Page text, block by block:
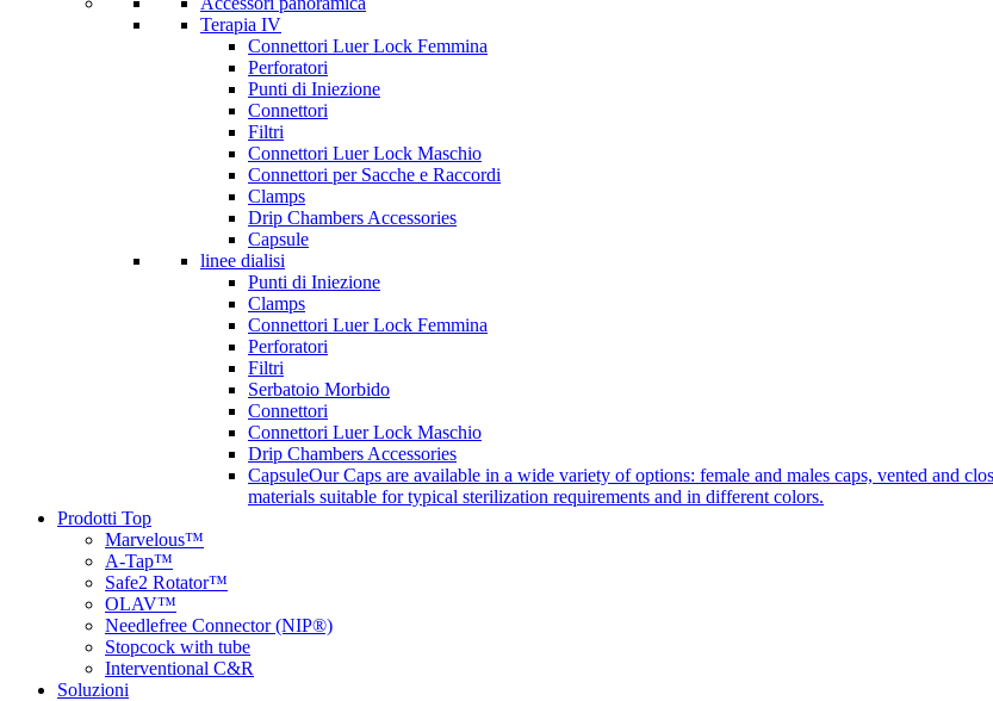
Terapia IV
Connettori Luer Lock Femmina
Perforatori
Punti di Iniezione
Connettori
Filtri
Connettori Luer Lock Maschio
Connettori per Sacche e Raccordi
Clamps
Drip Chambers Accessories
Capsule
linee dialisi
Punti di Iniezione
Clamps
Connettori Luer Lock Femmina
Perforatori
Filtri
Serbatoio Morbido
Connettori
Connettori Luer Lock Maschio
Drip Chambers Accessories
CapsuleOur Caps are available in a wide variety of options: female and males caps, vented and
materials suitable for typical sterilization requirements and in different colors.
Prodotti Top
Marvelous™
A-Tap™
Safe2 Rotator™
OLAV™
Needlefree Connector (NIP®)
Stopcock with tube
Interventional C&R
Soluzioni